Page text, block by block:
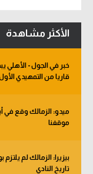
الأكثر مشاهدة
قاريا من التمهيدي
ميدو: الزمالك وقع في
موقفنا
بيزيرا: الزمالك لم
تاريخ النادي